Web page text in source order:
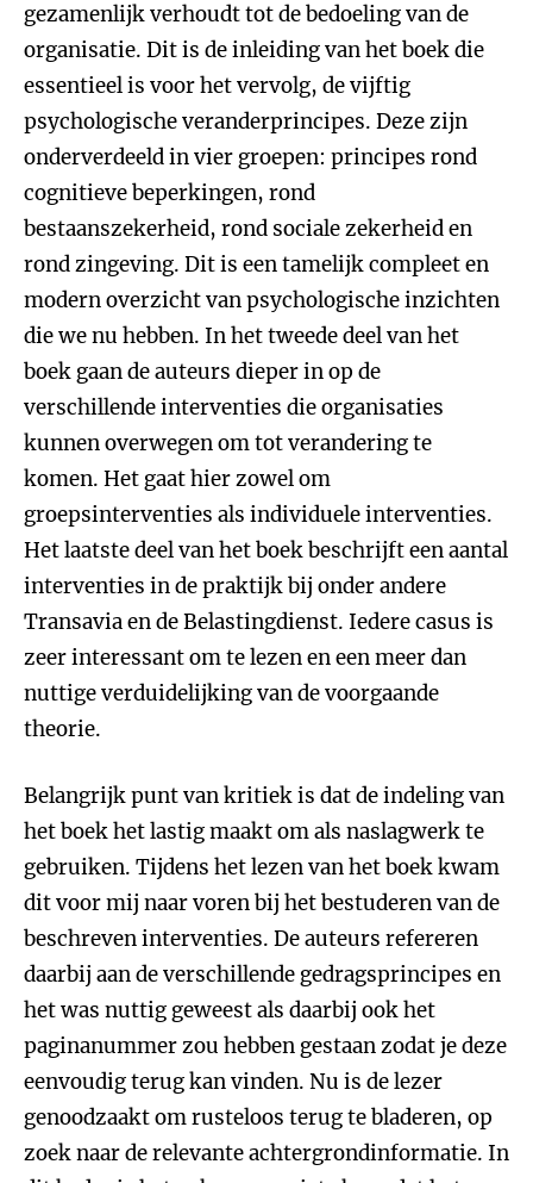
gezamenlijk verhoudt tot de bedoeling van de
organisatie. Dit is de inleiding van het boek die
essentieel is voor het vervolg, de vijftig
psychologische veranderprincipes. Deze zijn
onderverdeeld in vier groepen: principes rond
cognitieve beperkingen, rond
bestaanszekerheid, rond sociale zekerheid en
rond zingeving. Dit is een tamelijk compleet en
modern overzicht van psychologische inzichten
die we nu hebben. In het tweede deel van het
boek gaan de auteurs dieper in op de
verschillende interventies die organisaties
kunnen overwegen om tot verandering te
komen. Het gaat hier zowel om
groepsinterventies als individuele interventies.
Het laatste deel van het boek beschrijft een aantal
interventies in de praktijk bij onder andere
Transavia en de Belastingdienst. Iedere casus is
zeer interessant om te lezen en een meer dan
nuttige verduidelijking van de voorgaande
theorie.
Belangrijk punt van kritiek is dat de indeling van
het boek het lastig maakt om als naslagwerk te
gebruiken. Tijdens het lezen van het boek kwam
dit voor mij naar voren bij het bestuderen van de
beschreven interventies. De auteurs refereren
daarbij aan de verschillende gedragsprincipes en
het was nuttig geweest als daarbij ook het
paginanummer zou hebben gestaan zodat je deze
eenvoudig terug kan vinden. Nu is de lezer
genoodzaakt om rusteloos terug te bladeren, op
zoek naar de relevante achtergrondinformatie. In